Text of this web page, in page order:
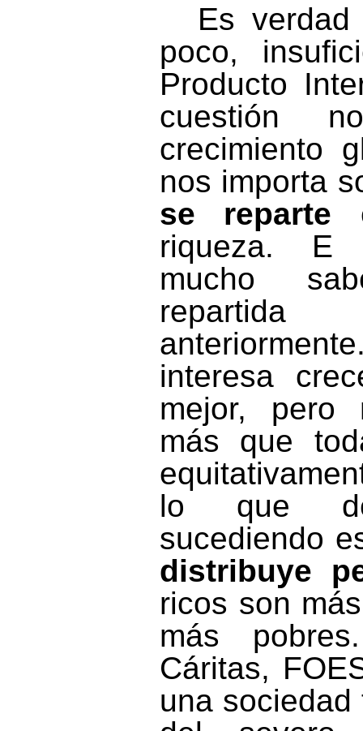
Es
poco,
Producto
cuestión
crecimiento
nos importa
se reparte
riqueza. E
mucho
interesa
mejor, pero
más que
lo que
sucediendo
distribuye
ricos son
más
Cáritas,
una